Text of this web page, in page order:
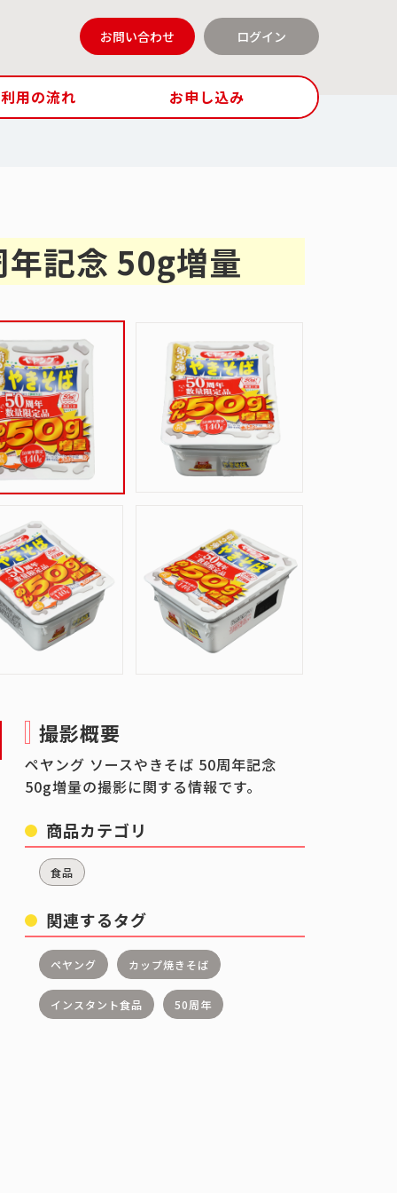
お問い合わせ ログイン
用の流れ お申し込み
記念 50g増量
撮影概要
ペヤング ソースやきそば 50周年記念
50g増量の撮影に関する情報です。
商品カテゴリ
食品
関連するタグ
ペヤング カップ焼きそば
インスタント食品 50周年